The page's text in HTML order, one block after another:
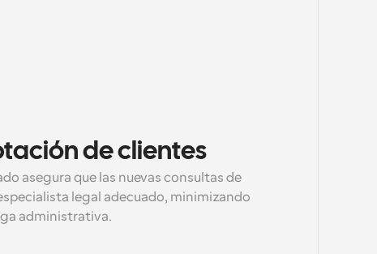
de clientes
asegura que las nuevas consultas de
legal adecuado, minimizando
administrativa.